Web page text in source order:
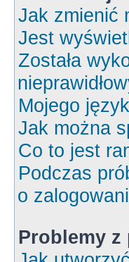
Jak zmienić
Jest
Została
Mojego
Jak można
Co to jest
Podczas
o
Problemy z